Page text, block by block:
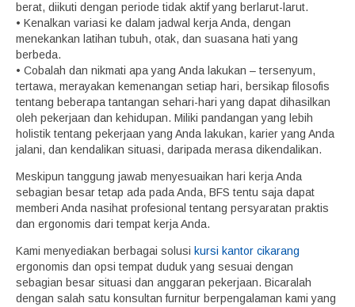
berat, diikuti dengan periode tidak aktif yang berlarut-larut.
• Kenalkan variasi ke dalam jadwal kerja Anda, dengan
menekankan latihan tubuh, otak, dan suasana hati yang
berbeda.
• Cobalah dan nikmati apa yang Anda lakukan – tersenyum,
tertawa, merayakan kemenangan setiap hari, bersikap filosofis
tentang beberapa tantangan sehari-hari yang dapat dihasilkan
oleh pekerjaan dan kehidupan. Miliki pandangan yang lebih
holistik tentang pekerjaan yang Anda lakukan, karier yang Anda
jalani, dan kendalikan situasi, daripada merasa dikendalikan.
Meskipun tanggung jawab menyesuaikan hari kerja Anda
sebagian besar tetap ada pada Anda, BFS tentu saja dapat
memberi Anda nasihat profesional tentang persyaratan praktis
dan ergonomis dari tempat kerja Anda.
Kami menyediakan berbagai solusi kursi kantor cikarang
ergonomis dan opsi tempat duduk yang sesuai dengan
sebagian besar situasi dan anggaran pekerjaan. Bicaralah
dengan salah satu konsultan furnitur berpengalaman kami yang